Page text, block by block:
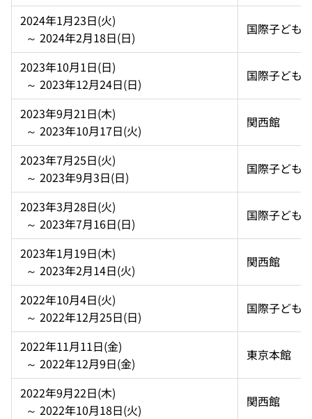
2024年1月23日(火)
  ～ 2024年2月18日(日)
国際子ども
2023年10月1日(日)
  ～ 2023年12月24日(日)
国際子ども
2023年9月21日(木)
  ～ 2023年10月17日(火)
関西館
2023年7月25日(火)
  ～ 2023年9月3日(日)
国際子ども
2023年3月28日(火)
  ～ 2023年7月16日(日)
国際子ども
2023年1月19日(木)
  ～ 2023年2月14日(火)
関西館
2022年10月4日(火)
  ～ 2022年12月25日(日)
国際子ども
2022年11月11日(金)
  ～ 2022年12月9日(金)
東京本館
2022年9月22日(木)
  ～ 2022年10月18日(火)
関西館